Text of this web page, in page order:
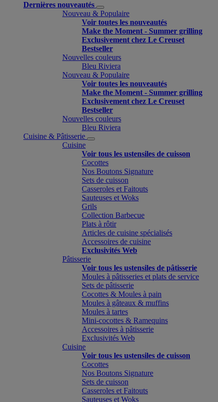
Dernières nouveautés
Nouveau & Populaire
Voir toutes les nouveautés
Make the Moment - Summer grilling
Exclusivement chez Le Creuset
Bestseller
Nouvelles couleurs
Bleu Riviera
Nouveau & Populaire
Voir toutes les nouveautés
Make the Moment - Summer grilling
Exclusivement chez Le Creuset
Bestseller
Nouvelles couleurs
Bleu Riviera
Cuisine & Pâtisserie
Cuisine
Voir tous les ustensiles de cuisson
Cocottes
Nos Boutons Signature
Sets de cuisson
Casseroles et Faitouts
Sauteuses et Woks
Grils
Collection Barbecue
Plats à rôtir
Articles de cuisine spécialisés
Accessoires de cuisine
Exclusivités Web
Pâtisserie
Voir tous les ustensiles de pâtisserie
Moules à pâtisseries et plats de service
Sets de pâtisserie
Cocottes & Moules à pain
Moules à gâteaux & muffins
Moules à tartes
Mini-cocottes & Ramequins
Accessoires à pâtisserie
Exclusivités Web
Cuisine
Voir tous les ustensiles de cuisson
Cocottes
Nos Boutons Signature
Sets de cuisson
Casseroles et Faitouts
Sauteuses et Woks